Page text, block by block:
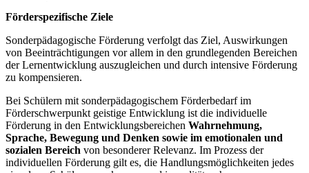
Förderspezifische Ziele
Sonderpädagogische Förderung verfolgt das Ziel, Auswirkungen
von Beeinträchtigungen vor allem in den grundlegenden Bereichen
der Lernentwicklung auszugleichen und durch intensive Förderung
zu kompensieren.
Bei Schülern mit sonderpädagogischem Förderbedarf im
Förderschwerpunkt geistige Entwicklung ist die individuelle
Förderung in den Entwicklungsbereichen Wahrnehmung,
Sprache, Bewegung und Denken sowie im emotionalen und
sozialen Bereich von besonderer Relevanz. Im Prozess der
individuellen Förderung gilt es, die Handlungsmöglichkeiten jedes